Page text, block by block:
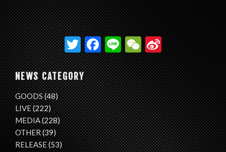
T
w
itt
er
F
ac
e
b
o
o
k
Li
n
e
W
e
C
h
at
a
W
ei
b
o
NEWS CATEGORY
GOODS(48)
LIVE(222)
MEDIA(228)
OTHER(39)
RELEASE(53)